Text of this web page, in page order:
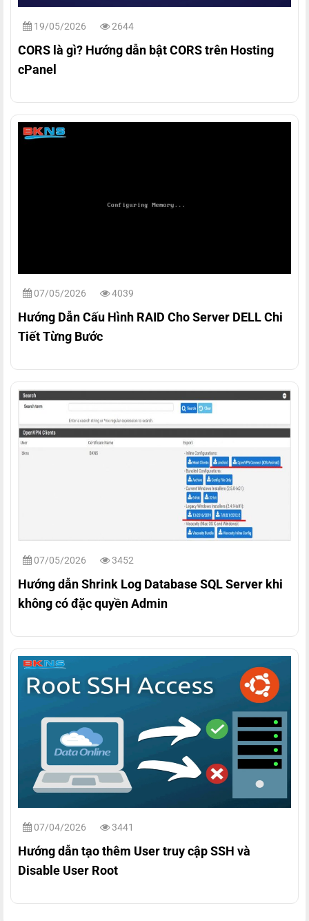
19/05/2026 2644
CORS là gì? Hướng dẫn bật CORS trên Hosting
cPanel
07/05/2026 4039
Hướng Dẫn Cấu Hình RAID Cho Server DELL Chi
Tiết Từng Bước
07/05/2026 3452
Hướng dẫn Shrink Log Database SQL Server khi
không có đặc quyền Admin
07/04/2026 3441
Hướng dẫn tạo thêm User truy cập SSH và
Disable User Root